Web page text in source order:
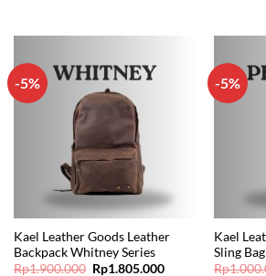
-5%
Kael Leather Goods Leather
Backpack Whitney Series
Rp1.900.000 Original
Rp1.805.000Current
-5%
Kael
Sling
Rp